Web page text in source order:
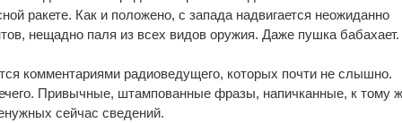
ракете. Как и положено, с запада надвигается неожиданно
нещадно паля из всех видов оружия. Даже пушка бабахает.
комментариями радиоведущего, которых почти не слышно.
Привычные, штампованные фразы, напичканные, к тому
сейчас сведений.